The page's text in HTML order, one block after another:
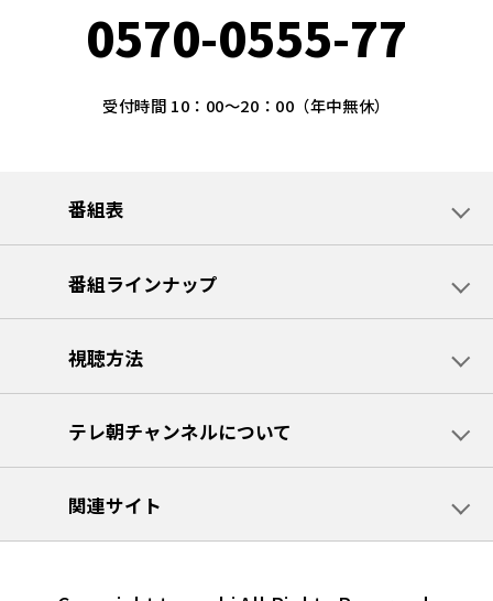
0570-0555-77
受付時間 10：00～20：00（年中無休）
番組表
番組ラインナップ
視聴方法
テレ朝チャンネルについて
関連サイト